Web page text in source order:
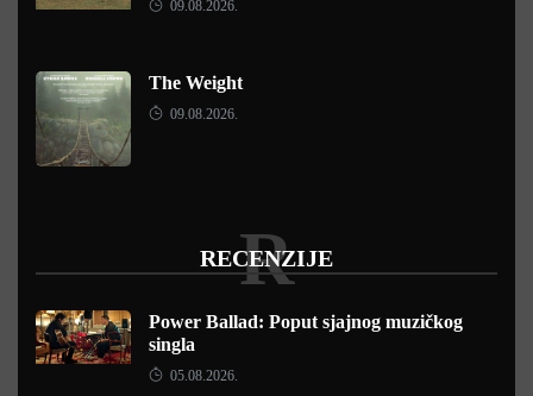
09.08.2026.
The Weight
09.08.2026.
RECENZIJE
R
Power Ballad: Poput sjajnog muzičkog
singla
05.08.2026.